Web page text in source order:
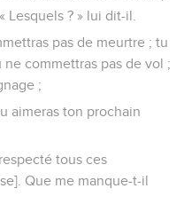
Lesquels ? » lui dit-il.
pas de meurtre ; tu
commettras pas de vol ;
;
aimeras ton prochain
tous ces
Que me manque-t-il